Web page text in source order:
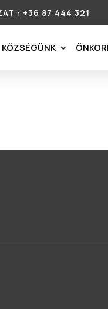
: +36 87 444 321
KÖZSÉGÜNK